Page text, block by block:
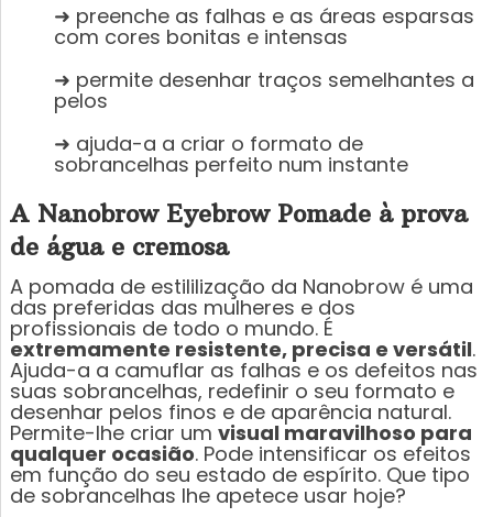
➜ preenche as falhas e as áreas esparsas
com cores bonitas e intensas
➜ permite desenhar traços semelhantes a
pelos
➜ ajuda-a a criar o formato de
sobrancelhas perfeito num instante
A Nanobrow Eyebrow Pomade à prova
de água e cremosa
A pomada de estililização da Nanobrow é uma
das preferidas das mulheres e dos
profissionais de todo o mundo. É
extremamente resistente, precisa e versátil.
Ajuda-a a camuflar as falhas e os defeitos nas
suas sobrancelhas, redefinir o seu formato e
desenhar pelos finos e de aparência natural.
Permite-lhe criar um visual maravilhoso para
qualquer ocasião. Pode intensificar os efeitos
em função do seu estado de espírito. Que tipo
de sobrancelhas lhe apetece usar hoje?